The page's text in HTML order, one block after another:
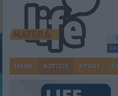
HOME NOTIZIE SPORT